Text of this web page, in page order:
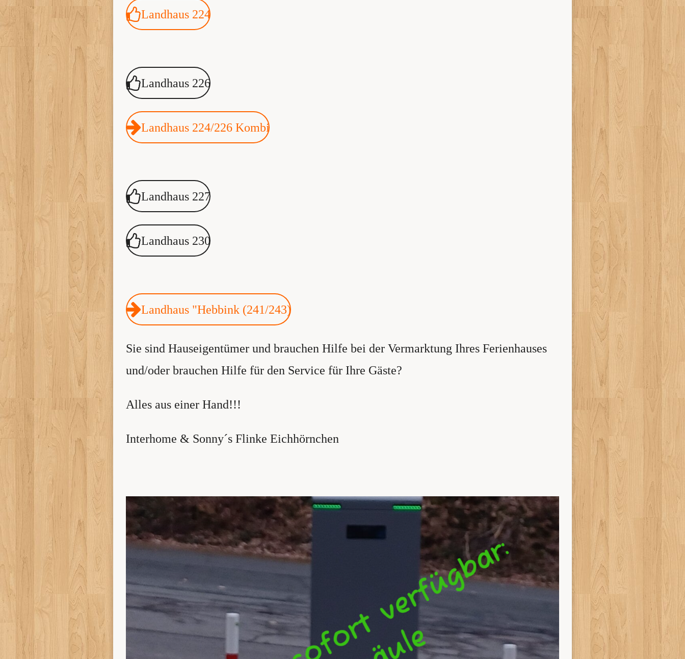
Landhaus 224
Landhaus 226
Landhaus 224/226 Kombi
Landhaus 227
Landhaus 230
Landhaus "Hebbink (241/243)
Sie sind Hauseigentümer und brauchen Hilfe bei der Vermarktung Ihres Ferienhauses
und/oder brauchen Hilfe für den Service für Ihre Gäste?
Alles aus einer Hand!!!
Interhome & Sonny´s Flinke Eichhörnchen